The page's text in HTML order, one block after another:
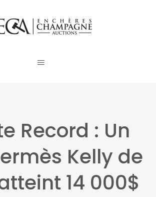
Record : Un
Kelly de
14 000$